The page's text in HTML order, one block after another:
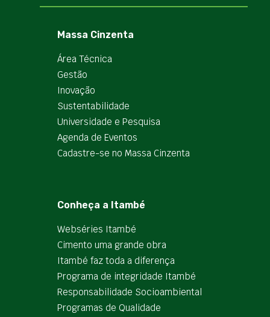
Massa Cinzenta
Área Técnica
Gestão
Inovação
Sustentabilidade
Universidade e Pesquisa
Agenda de Eventos
Cadastre-se no Massa Cinzenta
Conheça a Itambé
Webséries Itambé
Cimento uma grande obra
Itambé faz toda a diferença
Programa de integridade Itambé
Responsabilidade Socioambiental
Programas de Qualidade